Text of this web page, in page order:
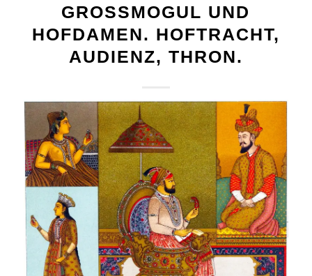
GROSSMOGUL UND H
OFDAMEN. HOFTRACHT, A
UDIENZ, THRON.